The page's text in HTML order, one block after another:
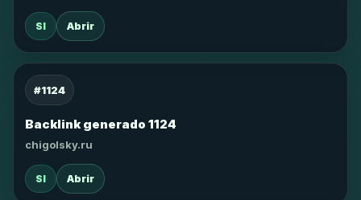
SI Abrir
#1124
Backlink generado 1124
chigolsky.ru
SI Abrir